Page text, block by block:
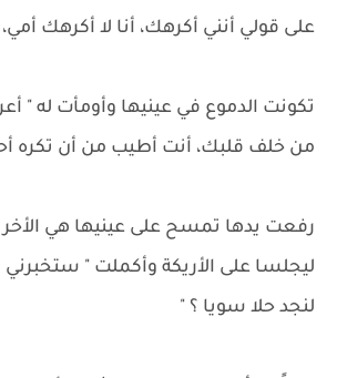
على قولي أنني أكرهك، أنا لا أكرهك
تكونت الدموع في عينيها وأومأت له "
من خلف قلبك، أنت أطيب من أن تكره
رفعت يدها تمسح على عينيها هي
ليجلسا على الأريكة وأكملت "
لنجد حلا سويا ؟ "